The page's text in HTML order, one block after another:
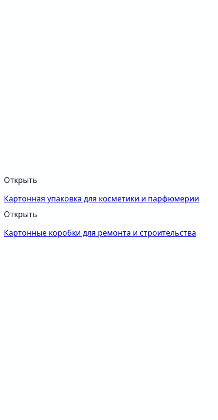
Открыть
Картонная упаковка для косметики и парфюмерии
Открыть
Картонные коробки для ремонта и строительства